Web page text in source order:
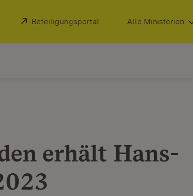
in neuem Fenster)
Extern:
Beteiligungsportal (Öffnet in neuem Fenster)
Alle Ministerien
erhält Hans-